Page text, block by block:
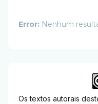
Error: Nenhum
Os textos autorais